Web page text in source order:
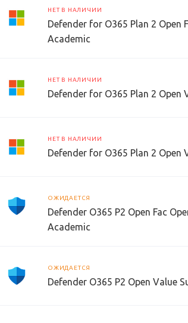
НЕТ В НАЛИЧИИ
Defender for O365 Plan 2 Open
Academic
НЕТ В НАЛИЧИИ
Defender for O365 Plan 2 Open
НЕТ В НАЛИЧИИ
Defender for O365 Plan 2 Open
ОЖИДАЕТСЯ
Defender O365 P2 Open Fac
Academic
ОЖИДАЕТСЯ
Defender O365 P2 Open Value